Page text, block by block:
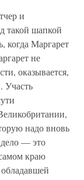
и
такой шапкой
когда Маргарет
не
оказывается,
Участь
надо вновь
дело — это
краю